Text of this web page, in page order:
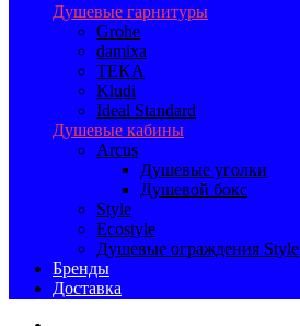
Душевые гарнитуры
Grohe
damixa
TEKA
Kludi
Ideal Standard
Душевые кабины
Arcus
Душевые уголки
Душевой бокс
Style
Ecostyle
Душевые ограждения Style
Бренды
Доставка